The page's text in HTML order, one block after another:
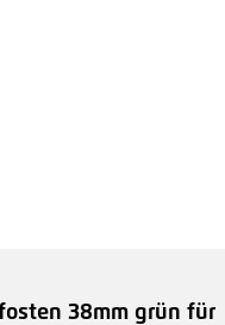
38mm grün für